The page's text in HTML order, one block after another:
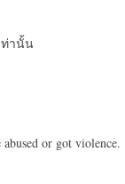
ท่านั้น
or got violence.